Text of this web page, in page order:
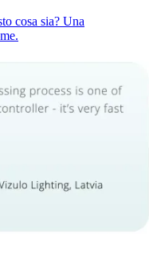
cosa sia? Una